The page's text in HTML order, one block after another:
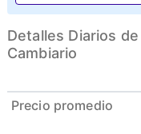
Detalles Diarios
Cambiario
Precio promedio